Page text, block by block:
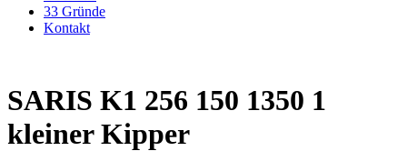
33 Gründe
Kontakt
SARIS K1 256 150 1350 1
kleiner Kipper